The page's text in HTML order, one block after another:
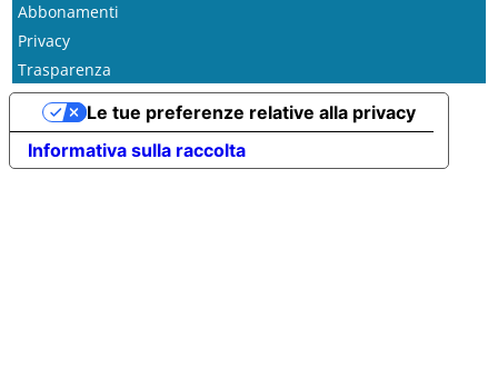
Abbonamenti
Privacy
Trasparenza
Informativa sulla raccolta
Le tue preferenze relative alla privacy